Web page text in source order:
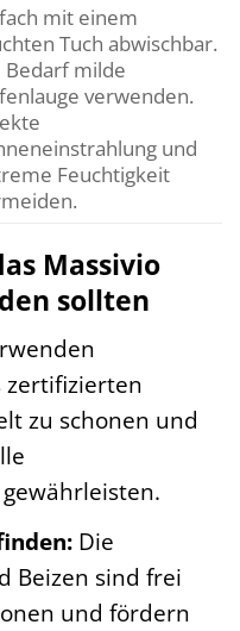
mit einem
Tuch abwischbar.
Bedarf milde
verwenden.
und
Feuchtigkeit
Massivio
sollten
zertifizierten
zu schonen und
Die
Beizen sind frei
und fördern